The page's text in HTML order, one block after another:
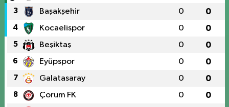
3 Başakşehir 0 0
4 Kocaelispor 0 0
5 Beşiktaş 0 0
6 Eyüpspor 0 0
7 Galatasaray 0 0
8 Çorum FK 0 0